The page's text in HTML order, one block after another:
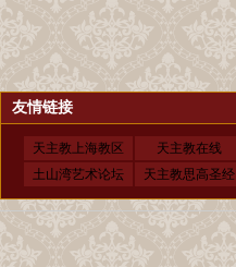
友情链接
天主教上海教区 天主教在线
土山湾艺术论坛
天主教思高圣经